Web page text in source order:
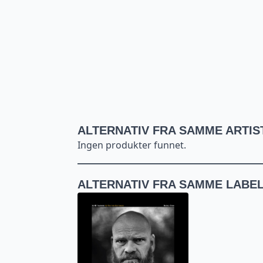
ALTERNATIV FRA SAMME
Ingen produkter funnet.
ALTERNATIV FRA SAMME